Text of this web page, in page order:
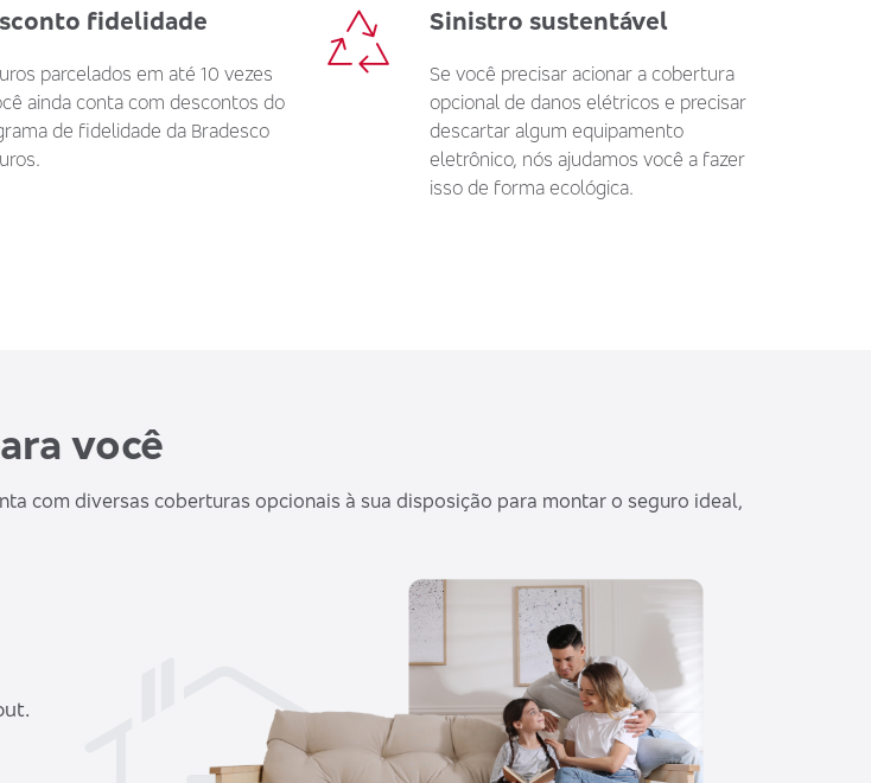
fidelidade
parcelados em até 10 vezes
ainda conta com descontos do
de fidelidade da Bradesco
Sinistro sustentável
Se você precisar acionar a cobertura
opcional de danos elétricos e precisar
descartar algum equipamento
eletrônico, nós ajudamos você a fazer
isso de forma ecológica.
você
com diversas coberturas opcionais à sua disposição para montar o seguro ideal,